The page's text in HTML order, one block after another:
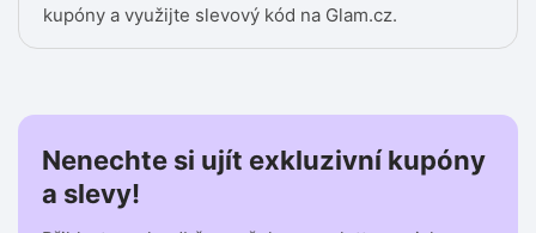
kupóny a využijte slevový kód na Glam.cz.
Nenechte si ujít exkluzivní kupóny
a slevy!